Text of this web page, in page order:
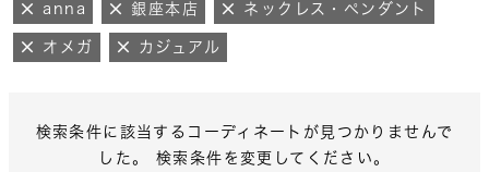
anna 銀座本店 ネックレス・ペンダント
オメガ カジュアル
検索条件に該当するコーディネートが見つかりませんで
した。 検索条件を変更してください。